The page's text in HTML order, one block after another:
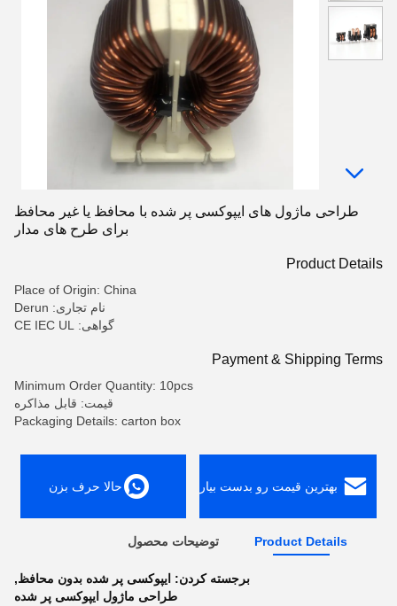
طراحی ماژول های ایپوکسی پر شده با محافظ یا غیر محافظ
برای طرح های مدار
Product Details
Place of Origin: China
نام تجاری: Derun
گواهی: CE IEC UL
Payment & Shipping Terms
Minimum Order Quantity: 10pcs
قیمت: قابل مذاکره
Packaging Details: carton box
بهترین قیمت رو بدست بیار حالا حرف بزن
Product Details توضیحات محصول
برجسته کردن: ایپوکسی پر شده بدون محافظ,
طراحی ماژول ایپوکسی پر شده